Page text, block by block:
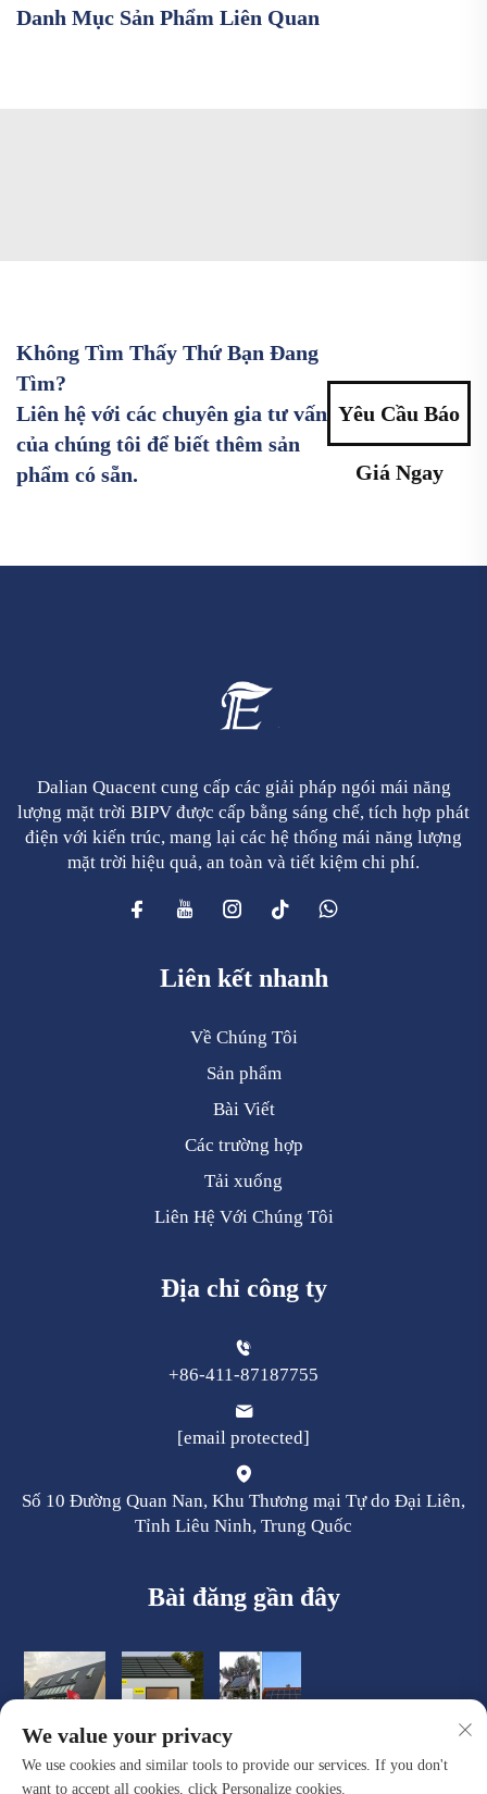
Danh Mục Sản Phẩm Liên Quan
Không Tìm Thấy Thứ Bạn Đang
Tìm?
Liên hệ với các chuyên gia tư vấn
của chúng tôi để biết thêm sản
phẩm có sẵn.
Yêu Cầu Báo
Giá Ngay
Dalian Quacent cung cấp các giải pháp ngói mái năng
lượng mặt trời BIPV được cấp bằng sáng chế, tích hợp phát
điện với kiến trúc, mang lại các hệ thống mái năng lượng
mặt trời hiệu quả, an toàn và tiết kiệm chi phí.
Liên kết nhanh
Về Chúng Tôi
Sản phẩm
Bài Viết
Các trường hợp
Tải xuống
Liên Hệ Với Chúng Tôi
Địa chỉ công ty
+86-411-87187755
[email protected]
Số 10 Đường Quan Nan, Khu Thương mại Tự do Đại Liên,
Tỉnh Liêu Ninh, Trung Quốc
Bài đăng gần đây
We value your privacy
We use cookies and similar tools to provide our services. If you don't
want to accept all cookies, click Personalize cookies.